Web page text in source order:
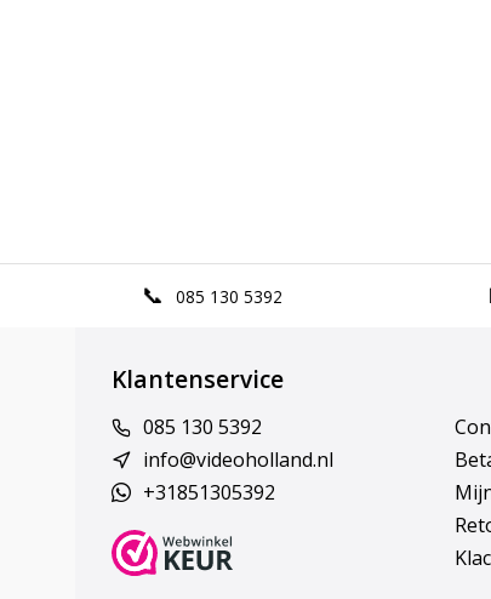
085 130 5392
Klantenservice
085 130 5392
info@videoholland.nl
+31851305392